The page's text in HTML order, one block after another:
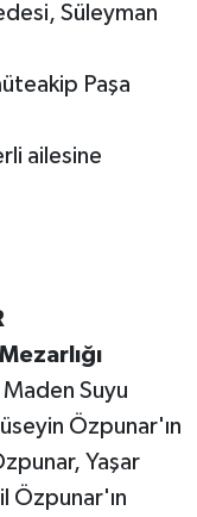
Süleyman
Paşa
ailesine
Maden Suyu
Özpunar'ın
Yaşar
Özpunar'ın